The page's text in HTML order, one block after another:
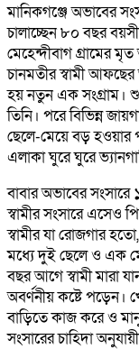
মানিকগঞ্জে অভাবের
চালাচ্ছেন ৮০ বছর
মেহেন্দীবাগ গ্রামের
চানমতীর স্বামী
হয় নতুন এক সংগ্রাম।
তিনি। পরে বিভিন্ন
ছেলে-মেয়ে বড় হওয়ার
এলাকা ঘুরে ঘুরে
বাবার অভাবের
স্বামীর সংসারে এসেও
স্বামীর যা রোজগার
মধ্যে দুই ছেলে ও এক
বছর আগে স্বামী মারা
অবর্ণনীয় কষ্টে পড়েন।
বাড়িতে কাজ করে ও
সংসারের চাহিদা